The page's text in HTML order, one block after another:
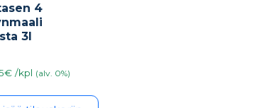
4
3l
/kpl (alv. 0%)